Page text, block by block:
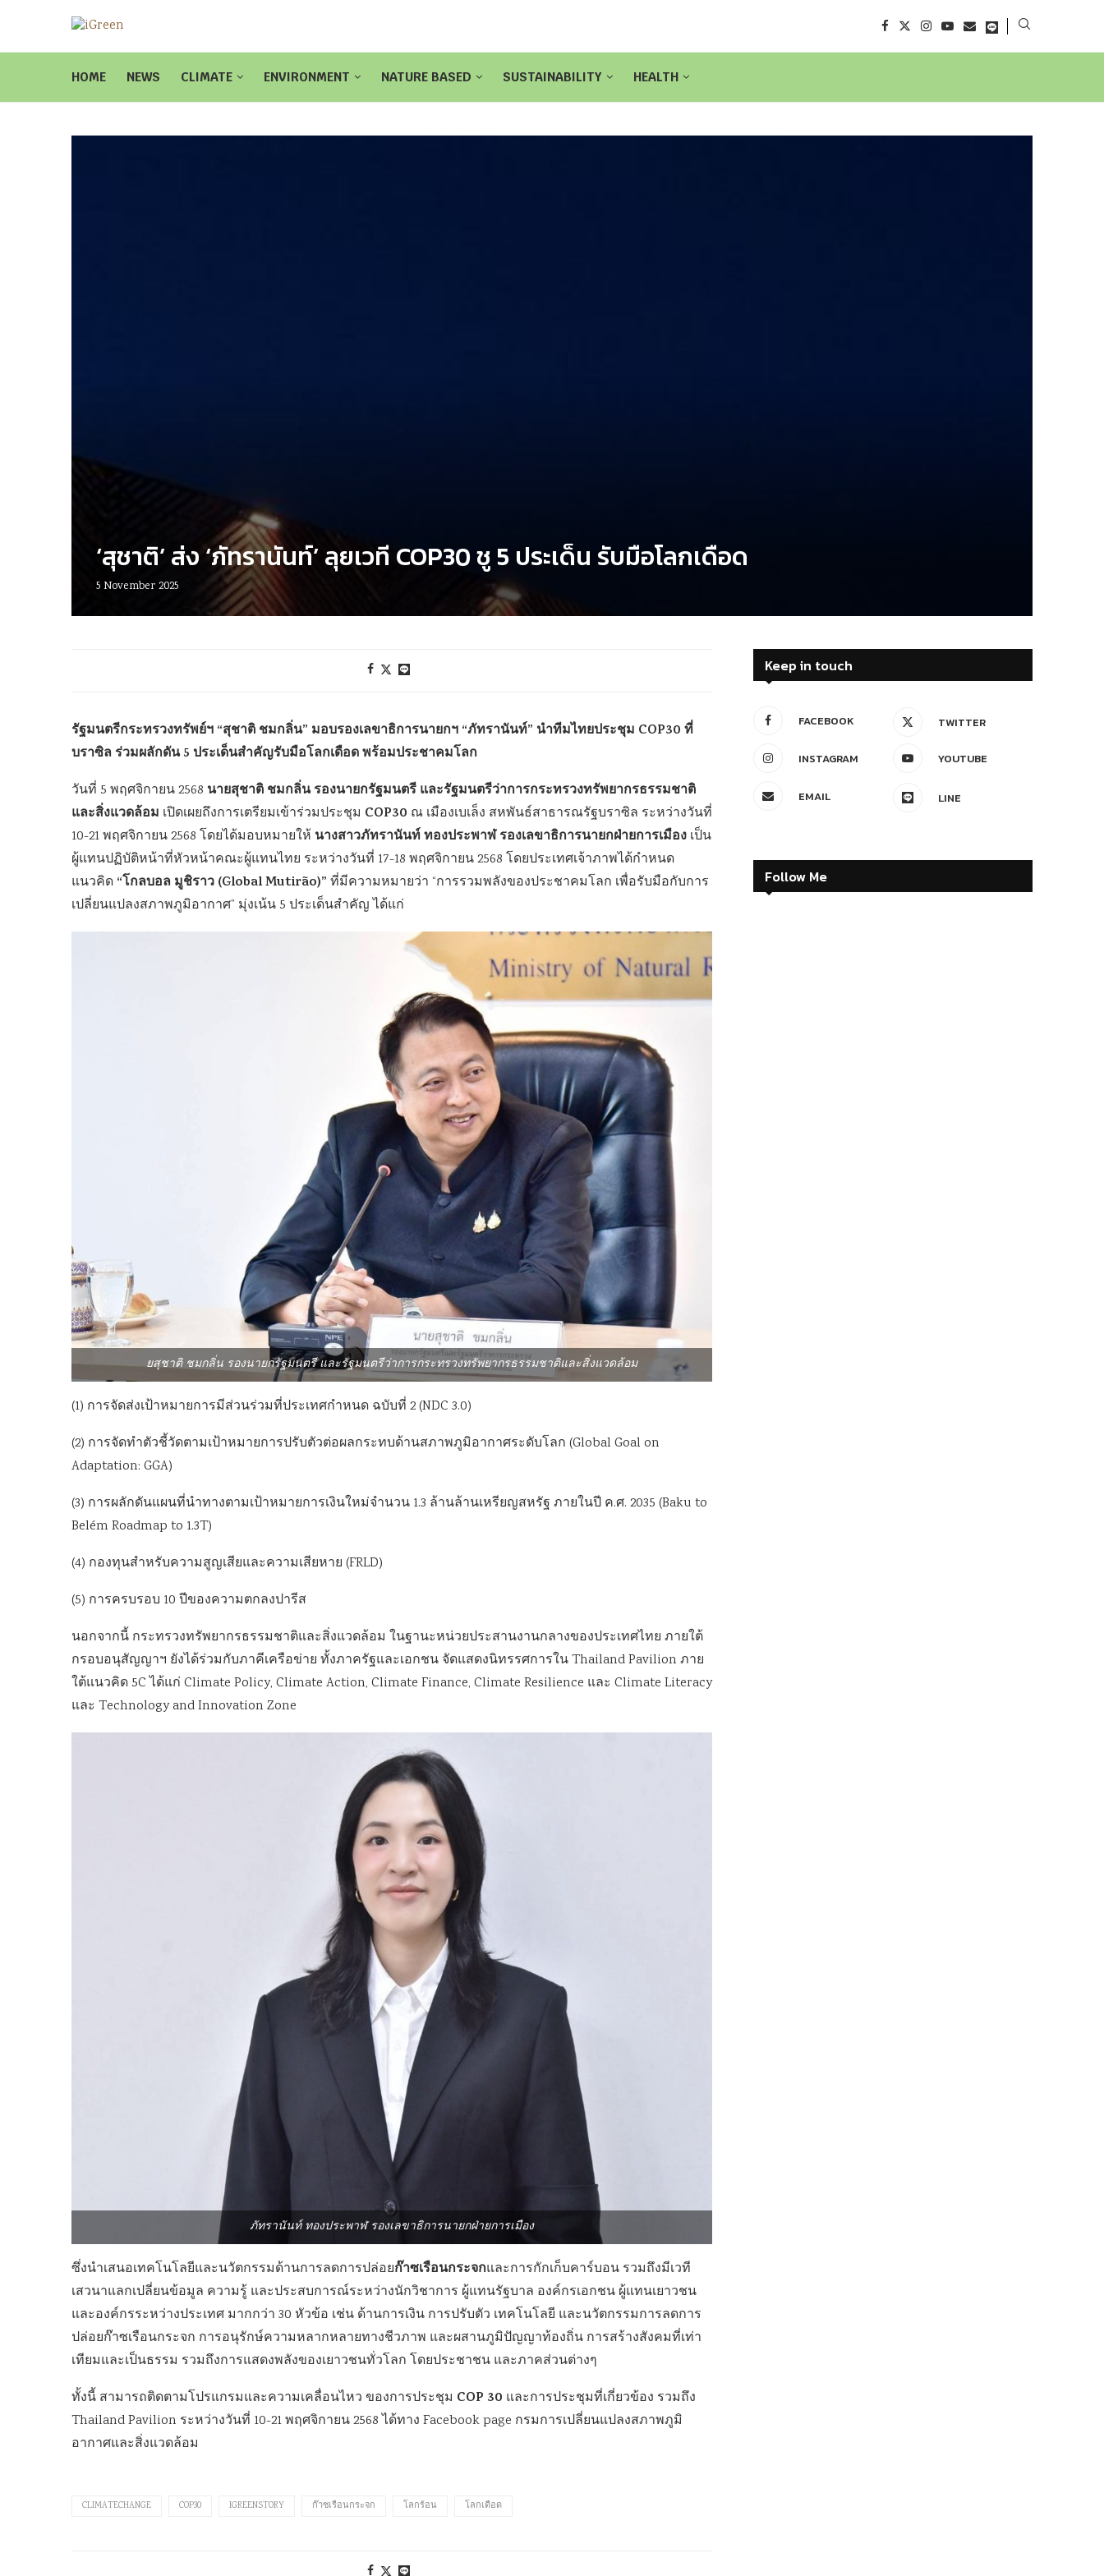
HOME NEWS CLIMATE ENVIRONMENT NATURE BASED SUSTAINABILITY HEALTH
‘สุชาติ’ ส่ง ‘ภัทรานันท์’ ลุยเวที COP30 ชู 5 ประเด็น รับมือโลกเดือด
5 November 2025
รัฐมนตรีกระทรวงทรัพย์ฯ “สุชาติ ชมกลิ่น” มอบรองเลขาธิการนายกฯ “ภัทรานันท์” นำทีมไทยประชุม COP30 ที่
บราซิล ร่วมผลักดัน 5 ประเด็นสำคัญรับมือโลกเดือด พร้อมประชาคมโลก
วันที่ 5 พฤศจิกายน 2568 นายสุชาติ ชมกลิ่น รองนายกรัฐมนตรี และรัฐมนตรีว่าการกระทรวงทรัพยากรธรรมชาติ
และสิ่งแวดล้อม เปิดเผยถึงการเตรียมเข้าร่วมประชุม COP30 ณ เมืองเบเล็ง สหพันธ์สาธารณรัฐบราซิล ระหว่างวันที่
10-21 พฤศจิกายน 2568 โดยได้มอบหมายให้ นางสาวภัทรานันท์ ทองประพาฬ รองเลขาธิการนายกฝ่ายการเมือง เป็น
ผู้แทนปฏิบัติหน้าที่หัวหน้าคณะผู้แทนไทย ระหว่างวันที่ 17-18 พฤศจิกายน 2568 โดยประเทศเจ้าภาพได้กำหนด
แนวคิด “โกลบอล มูชิราว (Global Mutirão)” ที่มีความหมายว่า “การรวมพลังของประชาคมโลก เพื่อรับมือกับการ
เปลี่ยนแปลงสภาพภูมิอากาศ” มุ่งเน้น 5 ประเด็นสำคัญ ได้แก่
ยสุชาติ ชมกลิ่น รองนายกรัฐมนตรี และรัฐมนตรีว่าการกระทรวงทรัพยากรธรรมชาติและสิ่งแวดล้อม
(1) การจัดส่งเป้าหมายการมีส่วนร่วมที่ประเทศกำหนด ฉบับที่ 2 (NDC 3.0)
(2) การจัดทำตัวชี้วัดตามเป้าหมายการปรับตัวต่อผลกระทบด้านสภาพภูมิอากาศระดับโลก (Global Goal on
Adaptation: GGA)
(3) การผลักดันแผนที่นำทางตามเป้าหมายการเงินใหม่จำนวน 1.3 ล้านล้านเหรียญสหรัฐ ภายในปี ค.ศ. 2035 (Baku to
Belém Roadmap to 1.3T)
(4) กองทุนสำหรับความสูญเสียและความเสียหาย (FRLD)
(5) การครบรอบ 10 ปีของความตกลงปารีส
นอกจากนี้ กระทรวงทรัพยากรธรรมชาติและสิ่งแวดล้อม ในฐานะหน่วยประสานงานกลางของประเทศไทย ภายใต้
กรอบอนุสัญญาฯ ยังได้ร่วมกับภาคีเครือข่าย ทั้งภาครัฐและเอกชน จัดแสดงนิทรรศการใน Thailand Pavilion ภาย
ใต้แนวคิด 5C ได้แก่ Climate Policy, Climate Action, Climate Finance, Climate Resilience และ Climate Literacy
และ Technology and Innovation Zone
ภัทรานันท์ ทองประพาฬ รองเลขาธิการนายกฝ่ายการเมือง
ซึ่งนำเสนอเทคโนโลยีและนวัตกรรมด้านการลดการปล่อยก๊าซเรือนกระจกและการกักเก็บคาร์บอน รวมถึงมีเวที
เสวนาแลกเปลี่ยนข้อมูล ความรู้ และประสบการณ์ระหว่างนักวิชาการ ผู้แทนรัฐบาล องค์กรเอกชน ผู้แทนเยาวชน
และองค์กรระหว่างประเทศ มากกว่า 30 หัวข้อ เช่น ด้านการเงิน การปรับตัว เทคโนโลยี และนวัตกรรมการลดการ
ปล่อยก๊าซเรือนกระจก การอนุรักษ์ความหลากหลายทางชีวภาพ และผสานภูมิปัญญาท้องถิ่น การสร้างสังคมที่เท่า
เทียมและเป็นธรรม รวมถึงการแสดงพลังของเยาวชนทั่วโลก โดยประชาชน และภาคส่วนต่างๆ
ทั้งนี้ สามารถติดตามโปรแกรมและความเคลื่อนไหว ของการประชุม COP 30 และการประชุมที่เกี่ยวข้อง รวมถึง
Thailand Pavilion ระหว่างวันที่ 10-21 พฤศจิกายน 2568 ได้ทาง Facebook page กรมการเปลี่ยนแปลงสภาพภูมิ
อากาศและสิ่งแวดล้อม
CLIMATECHANGE COP30 IGREENSTORY ก๊าซเรือนกระจก โลกร้อน โลกเดือด
Keep in touch
FACEBOOK TWITTER
INSTAGRAM YOUTUBE
EMAIL LINE
Follow Me